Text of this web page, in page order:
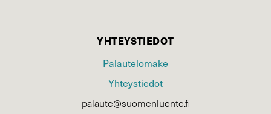
YHTEYSTIEDOT
Palautelomake
Yhteystiedot
palaute@suomenluonto.fi